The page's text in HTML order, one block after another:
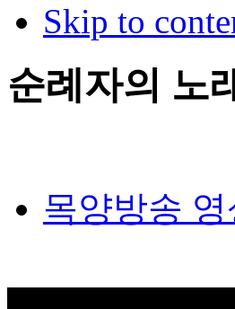
Skip to
순례자의 노
목양방송